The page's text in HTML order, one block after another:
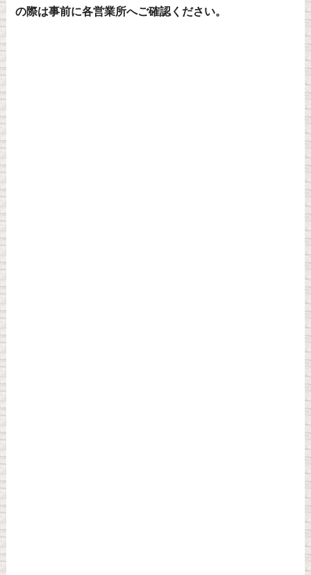
の際は事前に各営業所へご確認ください。